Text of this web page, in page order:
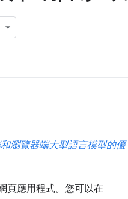
瀏覽器端大型語言模型的優
頁應用程式。您可以在